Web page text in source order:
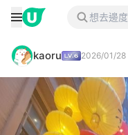
kaoru 2026/01/28